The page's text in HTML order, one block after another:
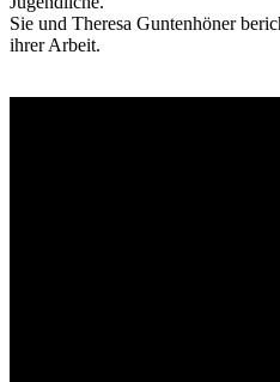
Sie und Theresa Guntenhöner
ihrer Arbeit.